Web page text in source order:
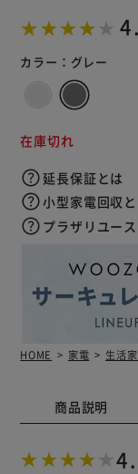
カラー： グレー
在庫切れ
延長保証とは
小型家電回収
プラザリユー
HOME 家電 生活
商品説明
※ご確認く
カートに